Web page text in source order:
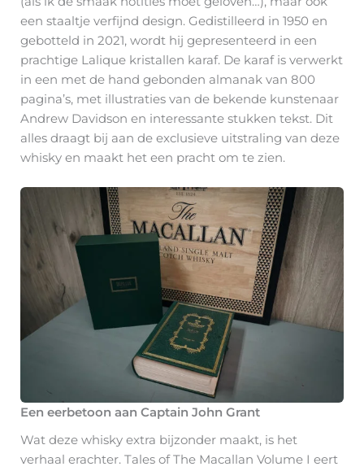
een staaltje verfijnd design. Gedistilleerd in 1950 en
gebotteld in 2021, wordt hij gepresenteerd in een
prachtige Lalique kristallen karaf. De karaf is verwerkt
in een met de hand gebonden almanak van 800
pagina’s, met illustraties van de bekende kunstenaar
Andrew Davidson en interessante stukken tekst. Dit
alles draagt bij aan de exclusieve uitstraling van deze
whisky en maakt het een pracht om te zien.
Een eerbetoon aan Captain John Grant
Wat deze whisky extra bijzonder maakt, is het
verhaal erachter. Tales of The Macallan Volume I eert